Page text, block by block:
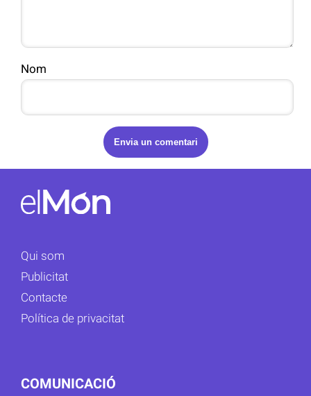
Nom
Qui som
Publicitat
Contacte
Política de privacitat
COMUNICACIÓ